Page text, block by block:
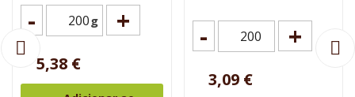
- +
g
5,38 €
- +
3,09 €